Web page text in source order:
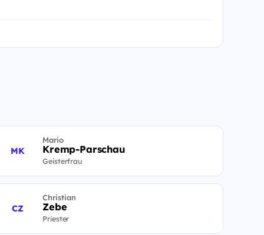
MK
Mario
Kremp-Parschau
Geisterfrau
CZ
Christian
Zebe
Priester